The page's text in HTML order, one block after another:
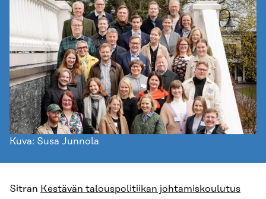
Kuva: Susa Junnola
Sitran Kestävän talouspolitiikan johtamiskoulutus